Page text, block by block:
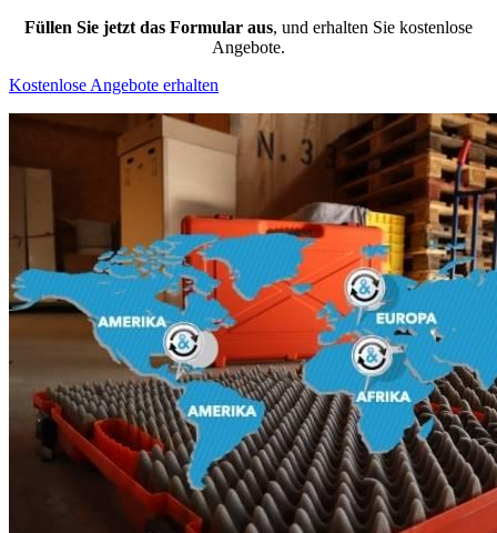
Füllen Sie jetzt das Formular aus, und erhalten Sie kostenlose
Angebote.
Kostenlose Angebote erhalten